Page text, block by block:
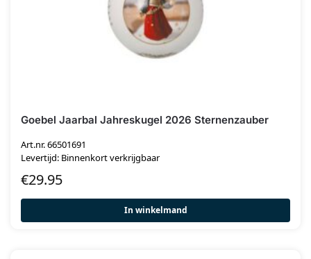
Goebel Jaarbal Jahreskugel 2026 Sternenzauber
Art.nr. 66501691
Levertijd: Binnenkort verkrijgbaar
€29.95
In winkelmand